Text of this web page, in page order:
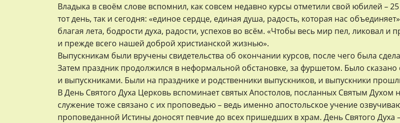
Владыка в своём слове вспомнил, как совсем недавно курсы отметили свой юбилей –
тот день, так и сегодня: «единое сердце, единая душа, радость, которая нас
благая лета, бодрости духа, радости, успехов во всём. «Чтобы весь мир пел, ликовал
и прежде всего нашей доброй христианской жизнью».
Выпускникам были вручены свидетельства об окончании курсов, после чего была
Затем праздник продолжился в неформальной обстановке, за фуршетом. Было
и выпускниками. Были на празднике и родственники выпускников, и выпускники
В День Святого Духа Церковь вспоминает святых Апостолов, посланных Святым
служение тоже связано с их проповедью – ведь именно апостольское учение
проповеданной Истины доносят певчие до всех пришедших в храм. День Святого Духа